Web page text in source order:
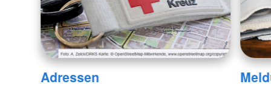
Adressen